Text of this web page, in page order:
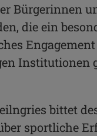
Bürgerinnen
die ein
Institutionen
bittet
sportliche